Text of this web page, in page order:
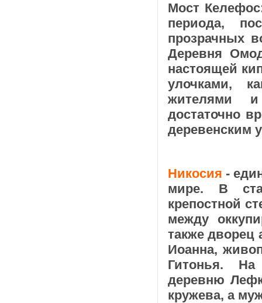
Мост
периода,
прозрачных
Деревня
настоящей
улочками,
жителями
достаточно
деревенским
Никосия -
мире. В
крепостной
между
также дворец
Иоанна,
Гитонья.
деревню
кружева, а